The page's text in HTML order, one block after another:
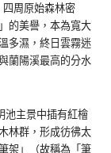
周原始森林密
的美譽，本為寬大
多濕，終日雲霧迷
蘭陽溪最高的分水
池主景中插有紅檜
林群，形成彷彿太
架」（故稱為「筆